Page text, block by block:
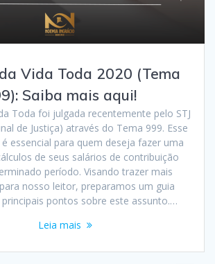
Vida Toda 2020 (Tema
Saiba mais aqui!
Toda foi julgada recentemente pelo STJ
de Justiça) através do Tema 999. Esse
essencial para quem deseja fazer uma
de seus salários de contribuição
período. Visando trazer mais
nosso leitor, preparamos um guia
pontos sobre este assunto.…
Leia mais